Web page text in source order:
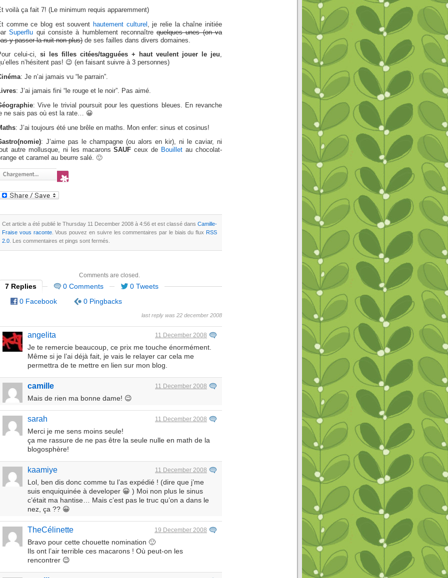
voilà ça fait 7! (Le minimum requis apparemment)
comme ce blog est souvent hautement culturel
, je relie la chaîne initiée
Superflu qui consiste à humblement reconnaîtrequelques unes (on va
y passer la nuit non plus) de ses failles dans divers domaines.
celui-ci, si les filles citées/tagguées + haut veulent jouer le jeu,
n’hésitent pas! 😉 (en faisant suivre à 3 personnes)
: Je n’ai jamais vu “le parrain”.
: J’ai jamais fini “le rouge et le noir”. Pas aimé.
: Vive le trivial poursuit pour les questions bleues. En revanche
ne sais pas où est la rate… 😀
: J’ai toujours été une brêle en maths. Mon enfer: sinus et cosinus!
: J’aime pas le champagne (ou alors en kir), ni le caviar, ni
autre mollusque, ni les macaronsSAUF ceux de Bouillet au chocolat-
et caramel au beurre salé. 🙂
Cet article a été publié le Thursday 11 December 2008 à 4:56 et est classé dans Camille-
Fraise vous raconte. Vous pouvez en suivre les commentaires par le biais du fluxRSS
2.0 . Les commentaires et pings sont fermés.
Comments are closed.
7 Replies 0 Comments
0 Tweets
0 Facebook
0 Pingbacks
last reply was 22 december 2008
angelita 11 December 2008
Je te remercie beaucoup, ce prix me touche énormément.
Même si je l’ai déjà fait, je vais le relayer car cela me
permettra de te mettre en lien sur mon blog.
camille 11 December 2008
Mais de rien ma bonne dame! 😉
sarah 11 December 2008
Merci je me sens moins seule!
ça me rassure de ne pas être la seule nulle en math de la
blogosphère!
kaamiye 11 December 2008
Lol, ben dis donc comme tu l’as expédié ! (dire que j’me
suis enquiquinée à developer 😀 ) Moi non plus le sinus
c’était ma hantise… Mais c’est pas le truc qu’on a dans le
nez, ça ?? 😀
TheCélinette 19 December 2008
Bravo pour cette chouette nomination 🙂
Ils ont l’air terrible ces macarons ! Où peut-on les
rencontrer 😉